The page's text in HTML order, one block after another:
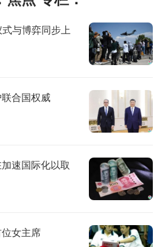
与博弈同步上
合国权威
加速国际化以取
女主席